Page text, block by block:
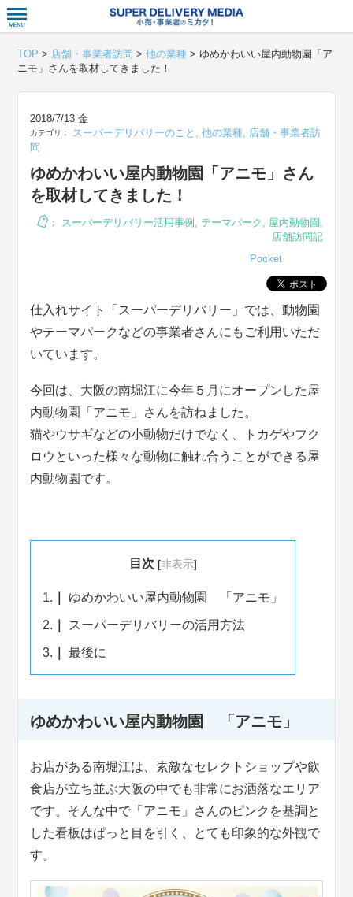
TOP > 店舗・事業者訪問 >他の業種 >ゆめかわいい屋内動物園「ア
ニモ」さんを取材してきました！
2018/7/13 金
カテゴリ： スーパーデリバリーのこと ,他の業種, 店舗・事業者訪
問
ゆめかわいい屋内動物園「アニモ」さん
を取材してきました！
： スーパーデリバリー活用事例 , テーマパーク , 屋内動物園 ,
店舗訪問記
Pocket
仕入れサイト「スーパーデリバリー」では、動物園
やテーマパークなどの事業者さんにもご利用いただ
いています。
今回は、大阪の南堀江に今年５月にオープンした屋
内動物園「アニモ」さんを訪ねました。
猫やウサギなどの小動物だけでなく、トカゲやフク
ロウといった様々な動物に触れ合うことができる屋
内動物園です。
目次 [非表示]
1. ゆめかわいい屋内動物園 「アニモ」
2. スーパーデリバリーの活用方法
3. 最後に
ゆめかわいい屋内動物園 「アニモ」
お店がある南堀江は、素敵なセレクトショップや飲
食店が立ち並ぶ大阪の中でも非常にお洒落なエリア
です。そんな中で「アニモ」さんのピンクを基調と
した看板はぱっと目を引く、とても印象的な外観で
す。